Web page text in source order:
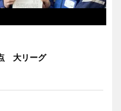
大リーグ